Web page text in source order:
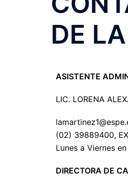
DE
ASISTENTE
LIC. LORENA
(02) 39889400,
Lunes a Viernes
DIRECTORA DE